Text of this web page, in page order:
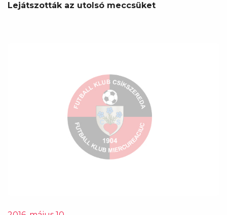
Lejátszották az utolsó meccsüket